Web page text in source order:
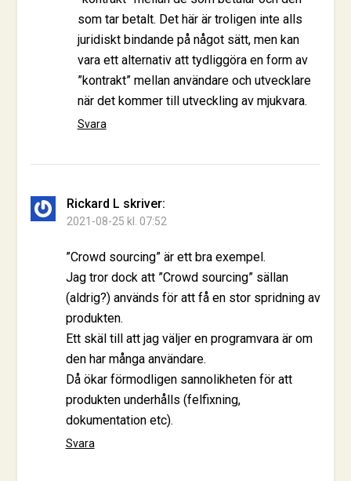
som tar betalt. Det här är troligen inte alls
juridiskt bindande på något sätt, men kan
vara ett alternativ att tydliggöra en form av
”kontrakt” mellan användare och utvecklare
när det kommer till utveckling av mjukvara.
Svara
Rickard L skriver:
2021-08-25 kl. 07:52
”Crowd sourcing” är ett bra exempel.
Jag tror dock att ”Crowd sourcing” sällan
(aldrig?) används för att få en stor spridning av
produkten.
Ett skäl till att jag väljer en programvara är om
den har många användare.
Då ökar förmodligen sannolikheten för att
produkten underhålls (felfixning,
dokumentation etc).
Svara